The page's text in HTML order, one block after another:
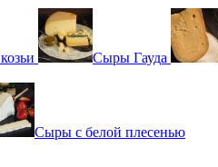
Сыры Гауда
Сыры с белой плесенью